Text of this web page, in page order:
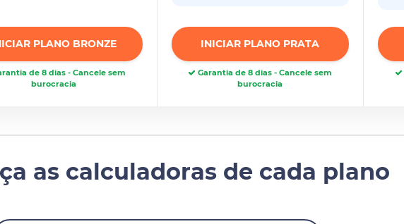
PLANO BRONZE
de 8 dias - Cancele sem
burocracia
INICIAR PLANO PRATA
Garantia de 8 dias - Cancele sem
burocracia
as calculadoras de cada plano